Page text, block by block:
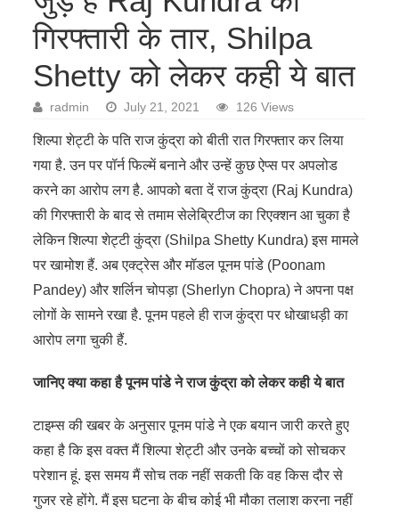
गिरफ्तारी के तार, Shilpa
Shetty को लेकर कही ये बात
radmin July 21, 2021 126 Views
शिल्पा शेट्टी के पति राज कुंद्रा को बीती रात गिरफ्तार कर लिया
गया है. उन पर पॉर्न फिल्में बनाने और उन्हें कुछ ऐप्स पर अपलोड
करने का आरोप लग है. आपको बता दें राज कुंद्रा (Raj Kundra)
की गिरफ्तारी के बाद से तमाम सेलेब्रिटीज का रिएक्शन आ चुका है
लेकिन शिल्पा शेट्टी कुंद्रा (Shilpa Shetty Kundra) इस मामले
पर खामोश हैं. अब एक्ट्रेस और मॉडल पूनम पांडे (Poonam
Pandey) और शर्लिन चोपड़ा (Sherlyn Chopra) ने अपना पक्ष
लोगों के सामने रखा है. पूनम पहले ही राज कुंद्रा पर धोखाधड़ी का
आरोप लगा चुकी हैं.
जानिए क्या कहा है पूनम पांडे ने राज कुंद्रा को लेकर कही ये बात
टाइम्स की खबर के अनुसार पूनम पांडे ने एक बयान जारी करते हुए
कहा है कि इस वक्त मैं शिल्पा शेट्टी और उनके बच्चों को सोचकर
परेशान हूं. इस समय मैं सोच तक नहीं सकती कि वह किस दौर से
गुजर रहे होंगे. मैं इस घटना के बीच कोई भी मौका तलाश करना नहीं